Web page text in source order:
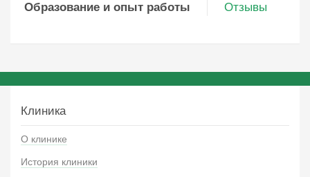
Образование и опыт работы Отзывы
Клиника
О клинике
История клиники